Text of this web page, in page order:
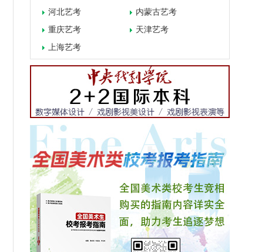
河北艺考
内蒙古艺考
重庆艺考
天津艺考
上海艺考